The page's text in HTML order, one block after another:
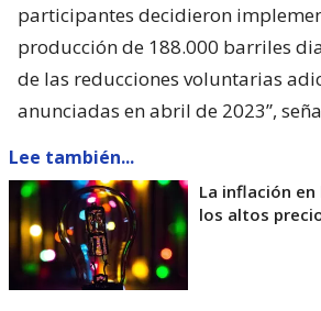
participantes decidieron
producción de 188.000 barriles
de las reducciones voluntarias
anunciadas en abril de 2023”,
Lee también...
La inflación en
los altos